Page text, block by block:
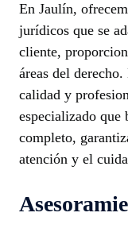
En Jaulín,
jurídicos que se
cliente,
áreas del
calidad y
especializado que
completo,
atención y el